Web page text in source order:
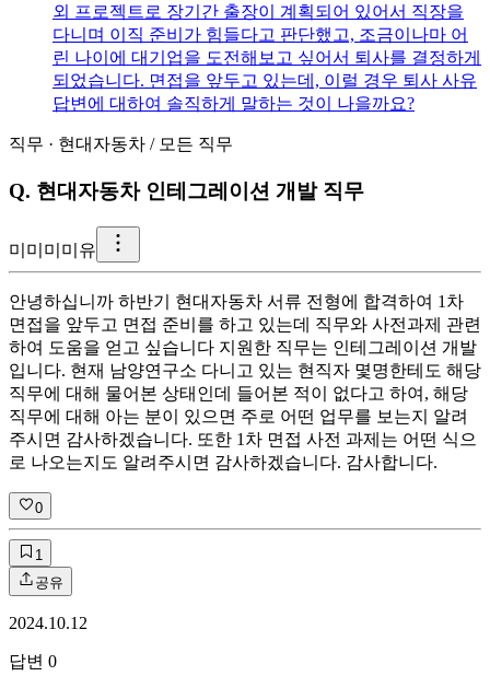
외 프로젝트로 장기간 출장이 계획되어 있어서 직장을
다니며 이직 준비가 힘들다고 판단했고, 조금이나마 어
린 나이에 대기업을 도전해보고 싶어서 퇴사를 결정하게
되었습니다. 면접을 앞두고 있는데, 이럴 경우 퇴사 사유
답변에 대하여 솔직하게 말하는 것이 나을까요?
직무 · 현대자동차 / 모든 직무
Q. 현대자동차 인테그레이션 개발 직무
미 미미미유
안녕하십니까 하반기 현대자동차 서류 전형에 합격하여 1차
면접을 앞두고 면접 준비를 하고 있는데 직무와 사전과제 관련
하여 도움을 얻고 싶습니다 지원한 직무는 인테그레이션 개발
입니다. 현재 남양연구소 다니고 있는 현직자 몇명한테도 해당
직무에 대해 물어본 상태인데 들어본 적이 없다고 하여, 해당
직무에 대해 아는 분이 있으면 주로 어떤 업무를 보는지 알려
주시면 감사하겠습니다. 또한 1차 면접 사전 과제는 어떤 식으
로 나오는지도 알려주시면 감사하겠습니다. 감사합니다.
0
1
공유
2024.10.12
답변 0